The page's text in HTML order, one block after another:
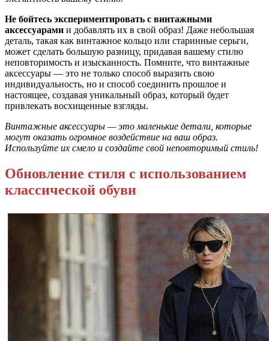
Не бойтесь экспериментировать с винтажными
аксессуарами и добавлять их в свой образ! Даже небольшая
деталь, такая как винтажное кольцо или старинные серьги,
может сделать большую разницу, придавая вашему стилю
неповторимость и изысканность. Помните, что винтажные
аксессуары — это не только способ выразить свою
индивидуальность, но и способ соединить прошлое и
настоящее, создавая уникальный образ, который будет
привлекать восхищенные взгляды.
Винтажные аксессуары — это маленькие детали, которые
могут оказать огромное воздействие на ваш образ.
Используйте их смело и создайте свой неповторимый стиль!
Обновление стиля с использованием
классической обуви